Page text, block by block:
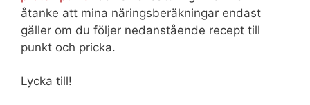
åtanke att mina näringsberäkningar endast
gäller om du följer nedanstående recept till
punkt och pricka.
Lycka till!